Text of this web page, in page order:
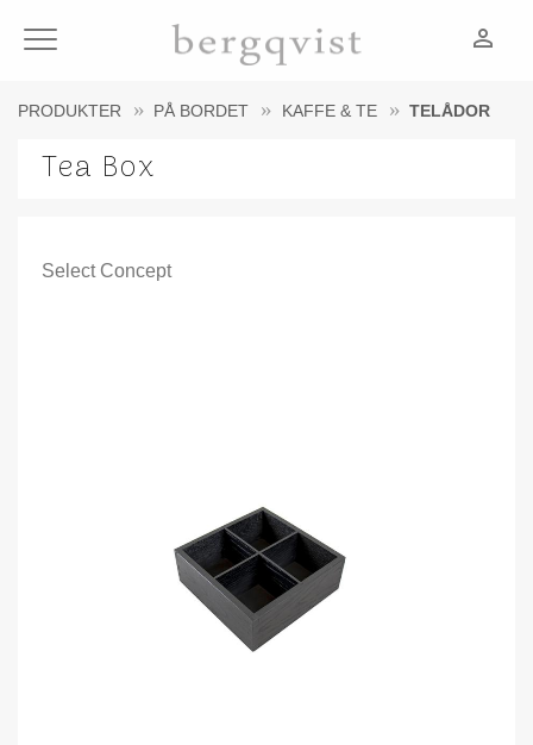
Meny person_outline
PRODUKTER PÅ BORDET KAFFE & TE TELÅDOR
Tea Box
Select Concept